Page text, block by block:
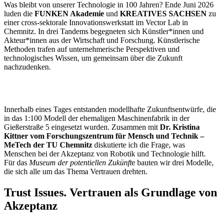
Was bleibt von unserer Technologie in 100 Jahren? Ende Juni 2026
luden die FUNKEN Akademie und KREATIVES SACHSEN zu
einer cross-sektorale Innovationswerkstatt im Vector Lab in
Chemnitz. In drei Tandems begegneten sich Künstler*innen und
Akteur*innen aus der Wirtschaft und Forschung. Künstlerische
Methoden trafen auf unternehmerische Perspektiven und
technologisches Wissen, um gemeinsam über die Zukunft
nachzudenken.
Innerhalb eines Tages entstanden modellhafte Zukunftsentwürfe, die
in das 1:100 Modell der ehemaligen Maschinenfabrik in der
Gießerstraße 5 eingesetzt wurden. Zusammen mit Dr. Kristina
Kittner vom Forschungszentrum für Mensch und Technik –
MeTech der TU Chemnitz diskutierte ich die Frage, was
Menschen bei der Akzeptanz von Robotik und Technologie hilft.
Für das Museum der potentiellen Zukünfte bauten wir drei Modelle,
die sich alle um das Thema Vertrauen drehten.
Trust Issues. Vertrauen als Grundlage von
Akzeptanz